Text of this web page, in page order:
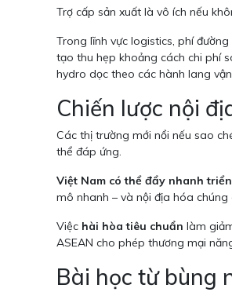
Trợ cấp sản xuất là vô ích nếu
Trong lĩnh vực logistics, phí
tạo thu hẹp khoảng cách chi phí
hydro dọc theo các hành lang
Chiến lược nội
Các thị trường mới nổi nếu sao
thể đáp ứng.
Việt Nam có thể đẩy nhanh
mô nhanh – và nội địa hóa
Việc hài hòa tiêu chuẩn làm
ASEAN cho phép thương mại
Bài học từ bùng